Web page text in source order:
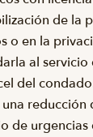
de la
o en la
al servicio
del
reducción
de